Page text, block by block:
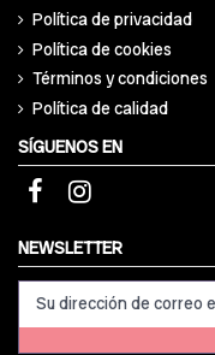
Política de privacidad
Política de cookies
Términos y condiciones
Política de calidad
SÍGUENOS EN
NEWSLETTER